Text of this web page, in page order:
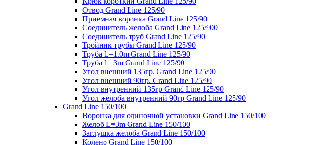
Отвод Grand Line 125/90
Приемная воронка Grand Line 125/90
Соединитель желоба Grand Line 125/900
Соединитель труб Grand Line 125/90
Тройник трубы Grand Line 125/90
Труба L=1.0m Grand Line 125/90
Труба L=3m Grand Line 125/90
Угол внешний 135гр. Grand Line 125/90
Угол внешний 90гр. Grand Line 125/90
Угол внутренний 135гр Grand Line 125/90
Угол желоба внутренний 90гр Grand Line 125/90
Grand Line 150/100
Воронка для одиночной установки Grand Line 150/100
Желоб L=3m Grand Line 150/100
Заглушка желоба Grand Line 150/100
Колено Grand Line 150/100